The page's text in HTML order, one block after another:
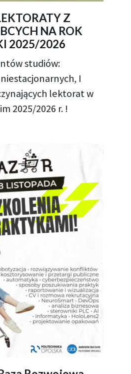
Z
NA ROK
2025/2026
studiów:
I
lektorat w
2025/2026 r. !